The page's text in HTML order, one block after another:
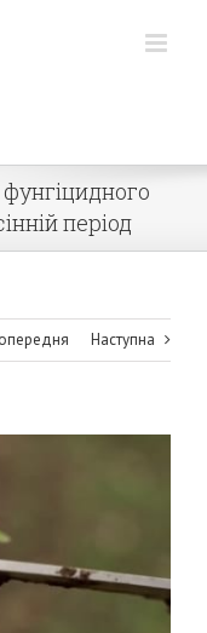
період
Наступна